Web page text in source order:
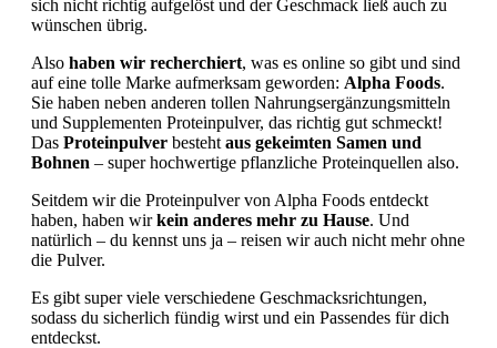
sich nicht richtig aufgelöst und der Geschmack ließ auch zu
wünschen übrig.
Also haben wir recherchiert, was es online so gibt und sind
auf eine tolle Marke aufmerksam geworden: Alpha Foods.
Sie haben neben anderen tollen Nahrungsergänzungsmitteln
und Supplementen Proteinpulver, das richtig gut schmeckt!
Das Proteinpulver besteht aus gekeimten Samen und
Bohnen – super hochwertige pflanzliche Proteinquellen also.
Seitdem wir die Proteinpulver von Alpha Foods entdeckt
haben, haben wirkein anderes mehr zu Hause. Und
natürlich – du kennst uns ja – reisen wir auch nicht mehr ohne
die Pulver.
Es gibt super viele verschiedene Geschmacksrichtungen,
sodass du sicherlich fündig wirst und ein Passendes für dich
entdeckst.